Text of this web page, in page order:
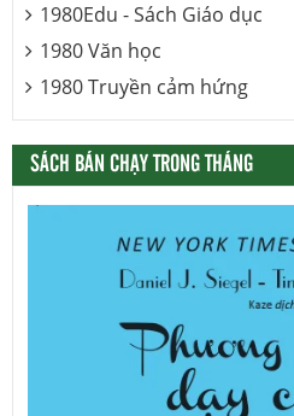
1980Edu - Sách Giáo dục
1980 Văn học
1980 Truyền cảm hứng
SÁCH BÁN CHẠY TRONG THÁNG